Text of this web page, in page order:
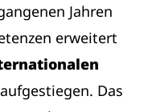
Jahren
erweitert
aufgestiegen. Das